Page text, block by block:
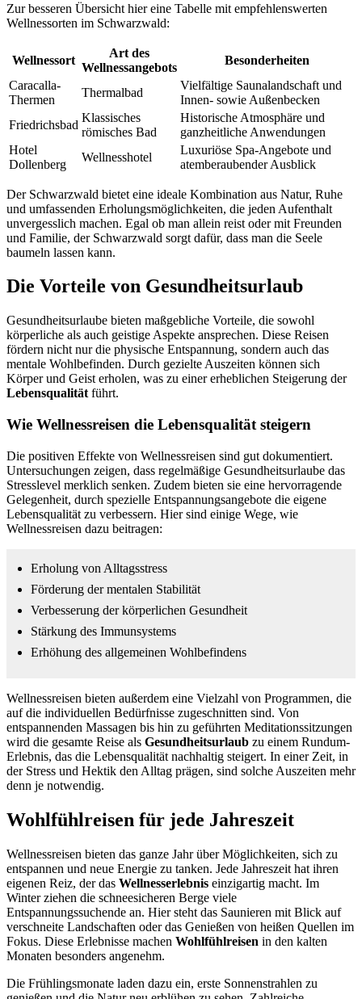
Zur besseren Übersicht hier eine Tabelle mit empfehlenswerten
Wellnessorten im Schwarzwald:
Wellnessort
Art des
Wellnessangebots
Besonderheiten
Caracalla-
Thermen
Thermalbad
Vielfältige Saunalandschaft und
Innen- sowie Außenbecken
Friedrichsbad
Klassisches
römisches Bad
Historische Atmosphäre und
ganzheitliche Anwendungen
Hotel
Dollenberg
Wellnesshotel
Luxuriöse Spa-Angebote und
atemberaubender Ausblick
Der Schwarzwald bietet eine ideale Kombination aus Natur, Ruhe
und umfassenden Erholungsmöglichkeiten, die jeden Aufenthalt
unvergesslich machen. Egal ob man allein reist oder mit Freunden
und Familie, der Schwarzwald sorgt dafür, dass man die Seele
baumeln lassen kann.
Die Vorteile von Gesundheitsurlaub
Gesundheitsurlaube bieten maßgebliche Vorteile, die sowohl
körperliche als auch geistige Aspekte ansprechen. Diese Reisen
fördern nicht nur die physische Entspannung, sondern auch das
mentale Wohlbefinden. Durch gezielte Auszeiten können sich
Körper und Geist erholen, was zu einer erheblichen Steigerung der
Lebensqualität führt.
Wie Wellnessreisen die Lebensqualität steigern
Die positiven Effekte von Wellnessreisen sind gut dokumentiert.
Untersuchungen zeigen, dass regelmäßige Gesundheitsurlaube das
Stresslevel merklich senken. Zudem bieten sie eine hervorragende
Gelegenheit, durch spezielle Entspannungsangebote die eigene
Lebensqualität zu verbessern. Hier sind einige Wege, wie
Wellnessreisen dazu beitragen:
Erholung von Alltagsstress
Förderung der mentalen Stabilität
Verbesserung der körperlichen Gesundheit
Stärkung des Immunsystems
Erhöhung des allgemeinen Wohlbefindens
Wellnessreisen bieten außerdem eine Vielzahl von Programmen, die
auf die individuellen Bedürfnisse zugeschnitten sind. Von
entspannenden Massagen bis hin zu geführten Meditationssitzungen
wird die gesamte Reise als Gesundheitsurlaub zu einem Rundum-
Erlebnis, das die Lebensqualität nachhaltig steigert. In einer Zeit, in
der Stress und Hektik den Alltag prägen, sind solche Auszeiten mehr
denn je notwendig.
Wohlfühlreisen für jede Jahreszeit
Wellnessreisen bieten das ganze Jahr über Möglichkeiten, sich zu
entspannen und neue Energie zu tanken. Jede Jahreszeit hat ihren
eigenen Reiz, der das Wellnesserlebnis einzigartig macht. Im
Winter ziehen die schneesicheren Berge viele
Entspannungssuchende an. Hier steht das Saunieren mit Blick auf
verschneite Landschaften oder das Genießen von heißen Quellen im
Fokus. Diese Erlebnisse machen Wohlfühlreisen in den kalten
Monaten besonders angenehm.
Die Frühlingsmonate laden dazu ein, erste Sonnenstrahlen zu